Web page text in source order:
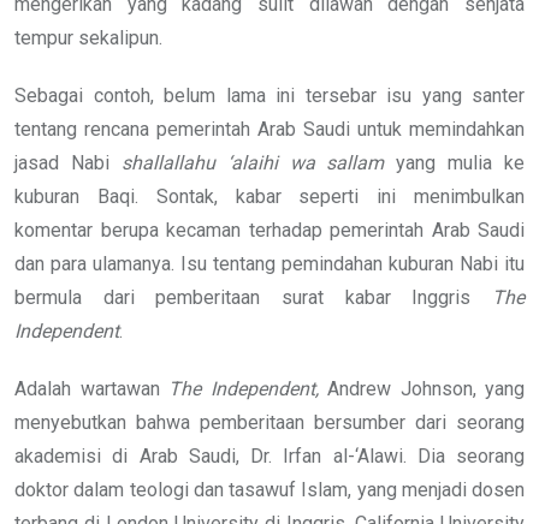
tempur sekalipun.
Sebagai contoh, belum lama ini tersebar isu yang santer
tentang rencana pemerintah Arab Saudi untuk memindahkan
jasad Nabi shallallahu ‘alaihi wa sallamyang mulia ke
kuburan Baqi. Sontak, kabar seperti ini menimbulkan
komentar berupa kecaman terhadap pemerintah Arab Saudi
dan para ulamanya. Isu tentang pemindahan kuburan Nabi itu
bermula dari pemberitaan surat kabar Inggris
The
Independent.
Adalah wartawan The Independent, Andrew Johnson, yang
menyebutkan bahwa pemberitaan bersumber dari seorang
akademisi di Arab Saudi, Dr. Irfan al-‘Alawi. Dia seorang
doktor dalam teologi dan tasawuf Islam, yang menjadi dosen